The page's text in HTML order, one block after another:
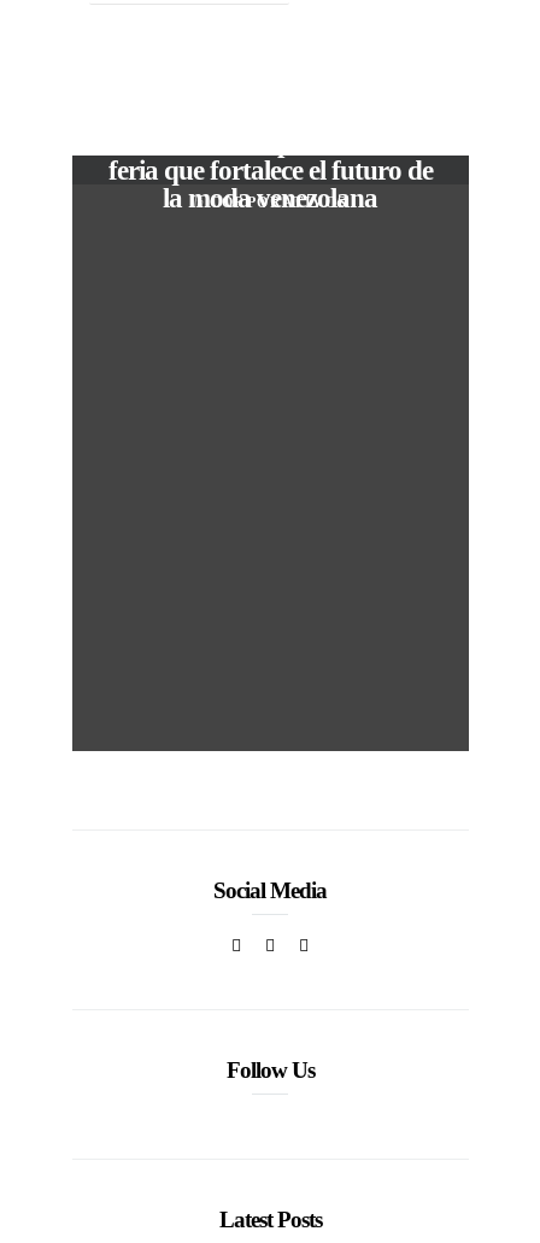
In CORPORATIVOS
feria que fortalece el futuro de
la moda venezolana
Social Media
Follow Us
Latest Posts